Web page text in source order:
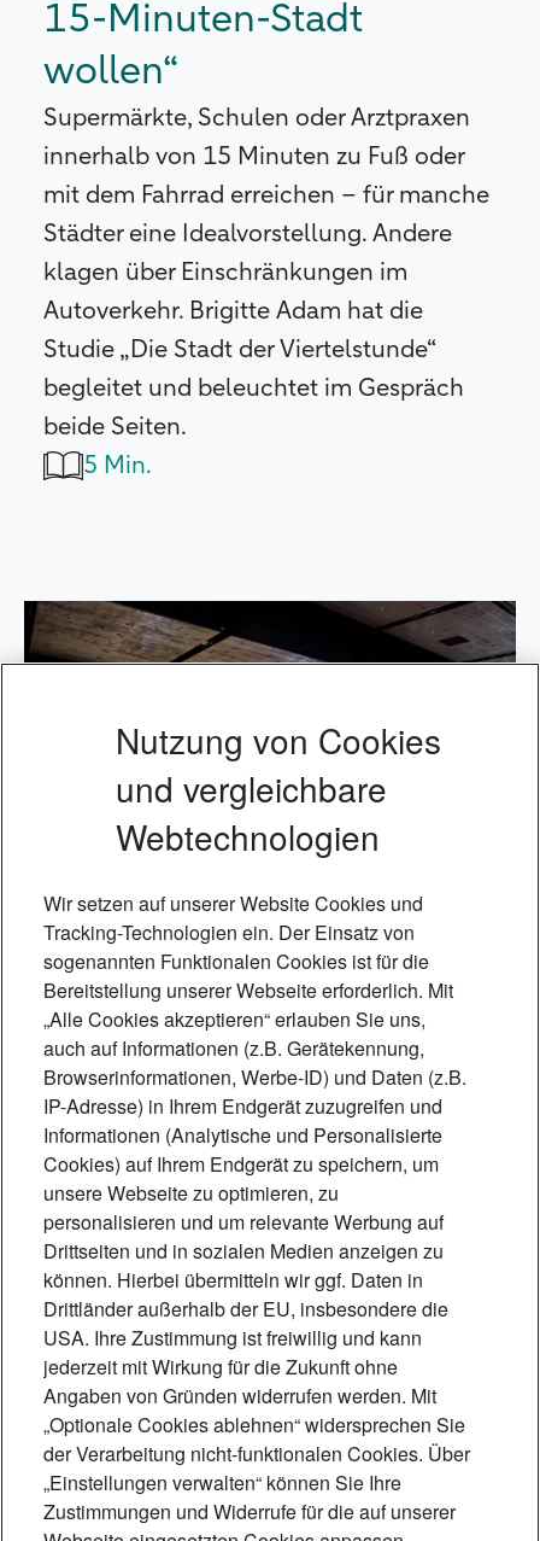
15-Minuten-Stadt
wollen“
Supermärkte, Schulen oder Arztpraxen
innerhalb von 15 Minuten zu Fuß oder
mit dem Fahrrad erreichen – für manche
Städter eine Idealvorstellung. Andere
klagen über Einschränkungen im
Autoverkehr. Brigitte Adam hat die
Studie „Die Stadt der Viertelstunde“
begleitet und beleuchtet im Gespräch
beide Seiten.
5 Min.
Foto: Mónica Garduño
„Technik, die
Lebensqualität schafft“
Induktive Höranlagen ermöglichen
Menschen mit Hörhilfe eine barrierefreie
Teilhabe. Beschallungsexperte Matthias
Scheffe erklärt, wie die Technik
funktioniert und wie sie für Inklusion
sorgt.
5 Min.
Nutzung von Cookies
und vergleichbare
Webtechnologien
Wir setzen auf unserer Website Cookies und
Tracking-Technologien ein. Der Einsatz von
sogenannten Funktionalen Cookies ist für die
Bereitstellung unserer Webseite erforderlich. Mit
„Alle Cookies akzeptieren“ erlauben Sie uns,
auch auf Informationen (z.B. Gerätekennung,
Browserinformationen, Werbe-ID) und Daten (z.B.
IP-Adresse) in Ihrem Endgerät zuzugreifen und
Informationen (Analytische und Personalisierte
Cookies) auf Ihrem Endgerät zu speichern, um
unsere Webseite zu optimieren, zu
personalisieren und um relevante Werbung auf
Drittseiten und in sozialen Medien anzeigen zu
können. Hierbei übermitteln wir ggf. Daten in
Drittländer außerhalb der EU, insbesondere die
USA. Ihre Zustimmung ist freiwillig und kann
jederzeit mit Wirkung für die Zukunft ohne
Angaben von Gründen widerrufen werden. Mit
„Optionale Cookies ablehnen“ widersprechen Sie
der Verarbeitung nicht-funktionalen Cookies. Über
„Einstellungen verwalten“ können Sie Ihre
Zustimmungen und Widerrufe für die auf unserer